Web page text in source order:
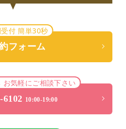
付 簡単30秒
フォーム
お気軽にご相談下さい
6102 10:00-19:00